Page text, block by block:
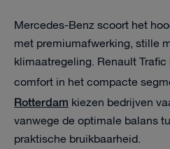
Mercedes-Benz scoort het
met premiumafwerking, stille
klimaatregeling. Renault
comfort in het compacte
Rotterdam kiezen bedrijven
vanwege de optimale balans
praktische bruikbaarheid.